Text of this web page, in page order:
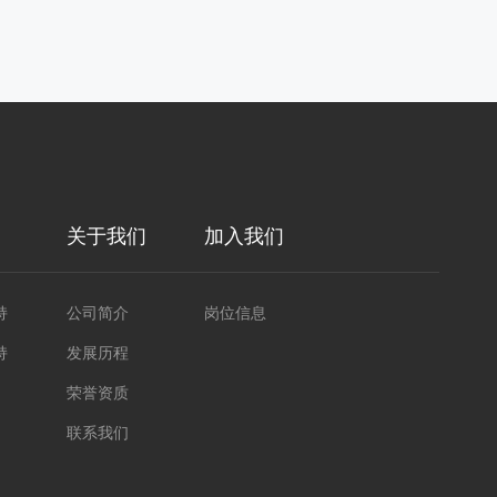
关于我们
公司简介
发展历程
荣誉资质
联系我们
加入我们
岗位信息